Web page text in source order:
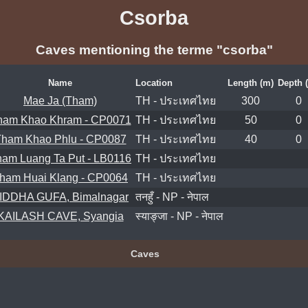
Csorba
Caves mentioning the terme "csorba"
Name Location Length (m) Depth
Mae Ja (Tham) TH - ประเทศไทย 300
0
Khao Khram - CP0071 TH - ประเทศไทย 50
0
Khao Phlu - CP0087
TH - ประเทศไทย 40
0
Luang Ta Put - LB0116 TH - ประเทศไทย
Huai Klang - CP0064
TH - ประเทศไทย
GUFA, Bimalnagar तनहुँ - NP - नेपाल
CAVE, Syangia
स्याङ्जा - NP - नेपाल
Caves